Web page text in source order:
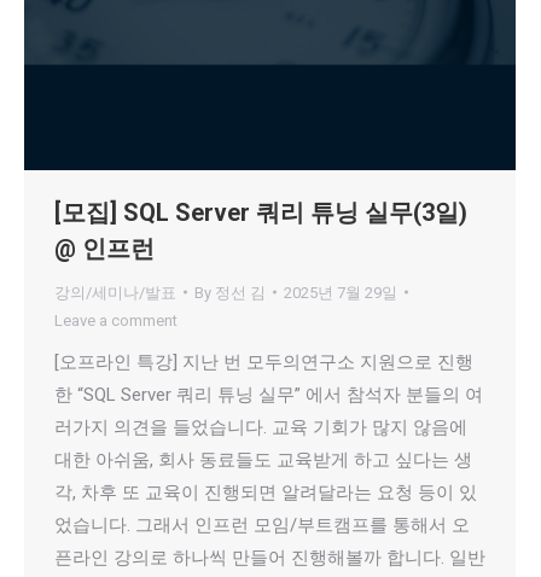
[모집] SQL Server 쿼리 튜닝 실무(3일)
@ 인프런
강의/세미나/발표 By 정선 김
2025년 7월 29일
Leave a comment
[오프라인 특강] 지난 번 모두의연구소 지원으로 진행
한 “SQL Server 쿼리 튜닝 실무” 에서 참석자 분들의 여
러가지 의견을 들었습니다. 교육 기회가 많지 않음에
대한 아쉬움, 회사 동료들도 교육받게 하고 싶다는 생
각, 차후 또 교육이 진행되면 알려달라는 요청 등이 있
었습니다. 그래서 인프런 모임/부트캠프를 통해서 오
픈라인 강의로 하나씩 만들어 진행해볼까 합니다. 일반